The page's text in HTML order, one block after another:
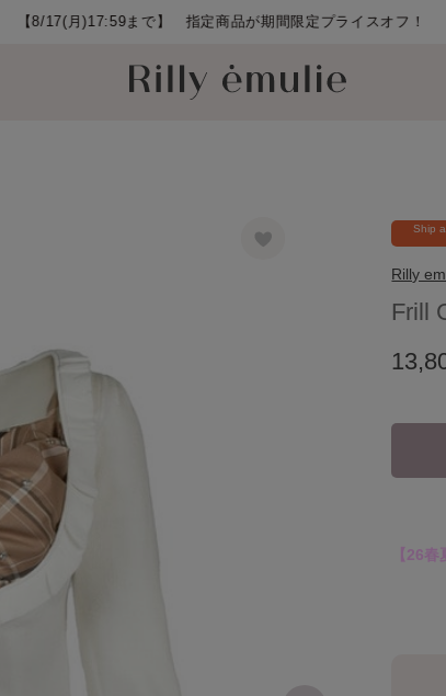
Ship
Rilly
Frill
【26春